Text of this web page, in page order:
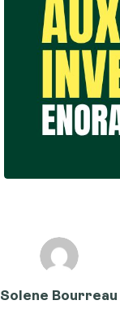
Solene Bourreau